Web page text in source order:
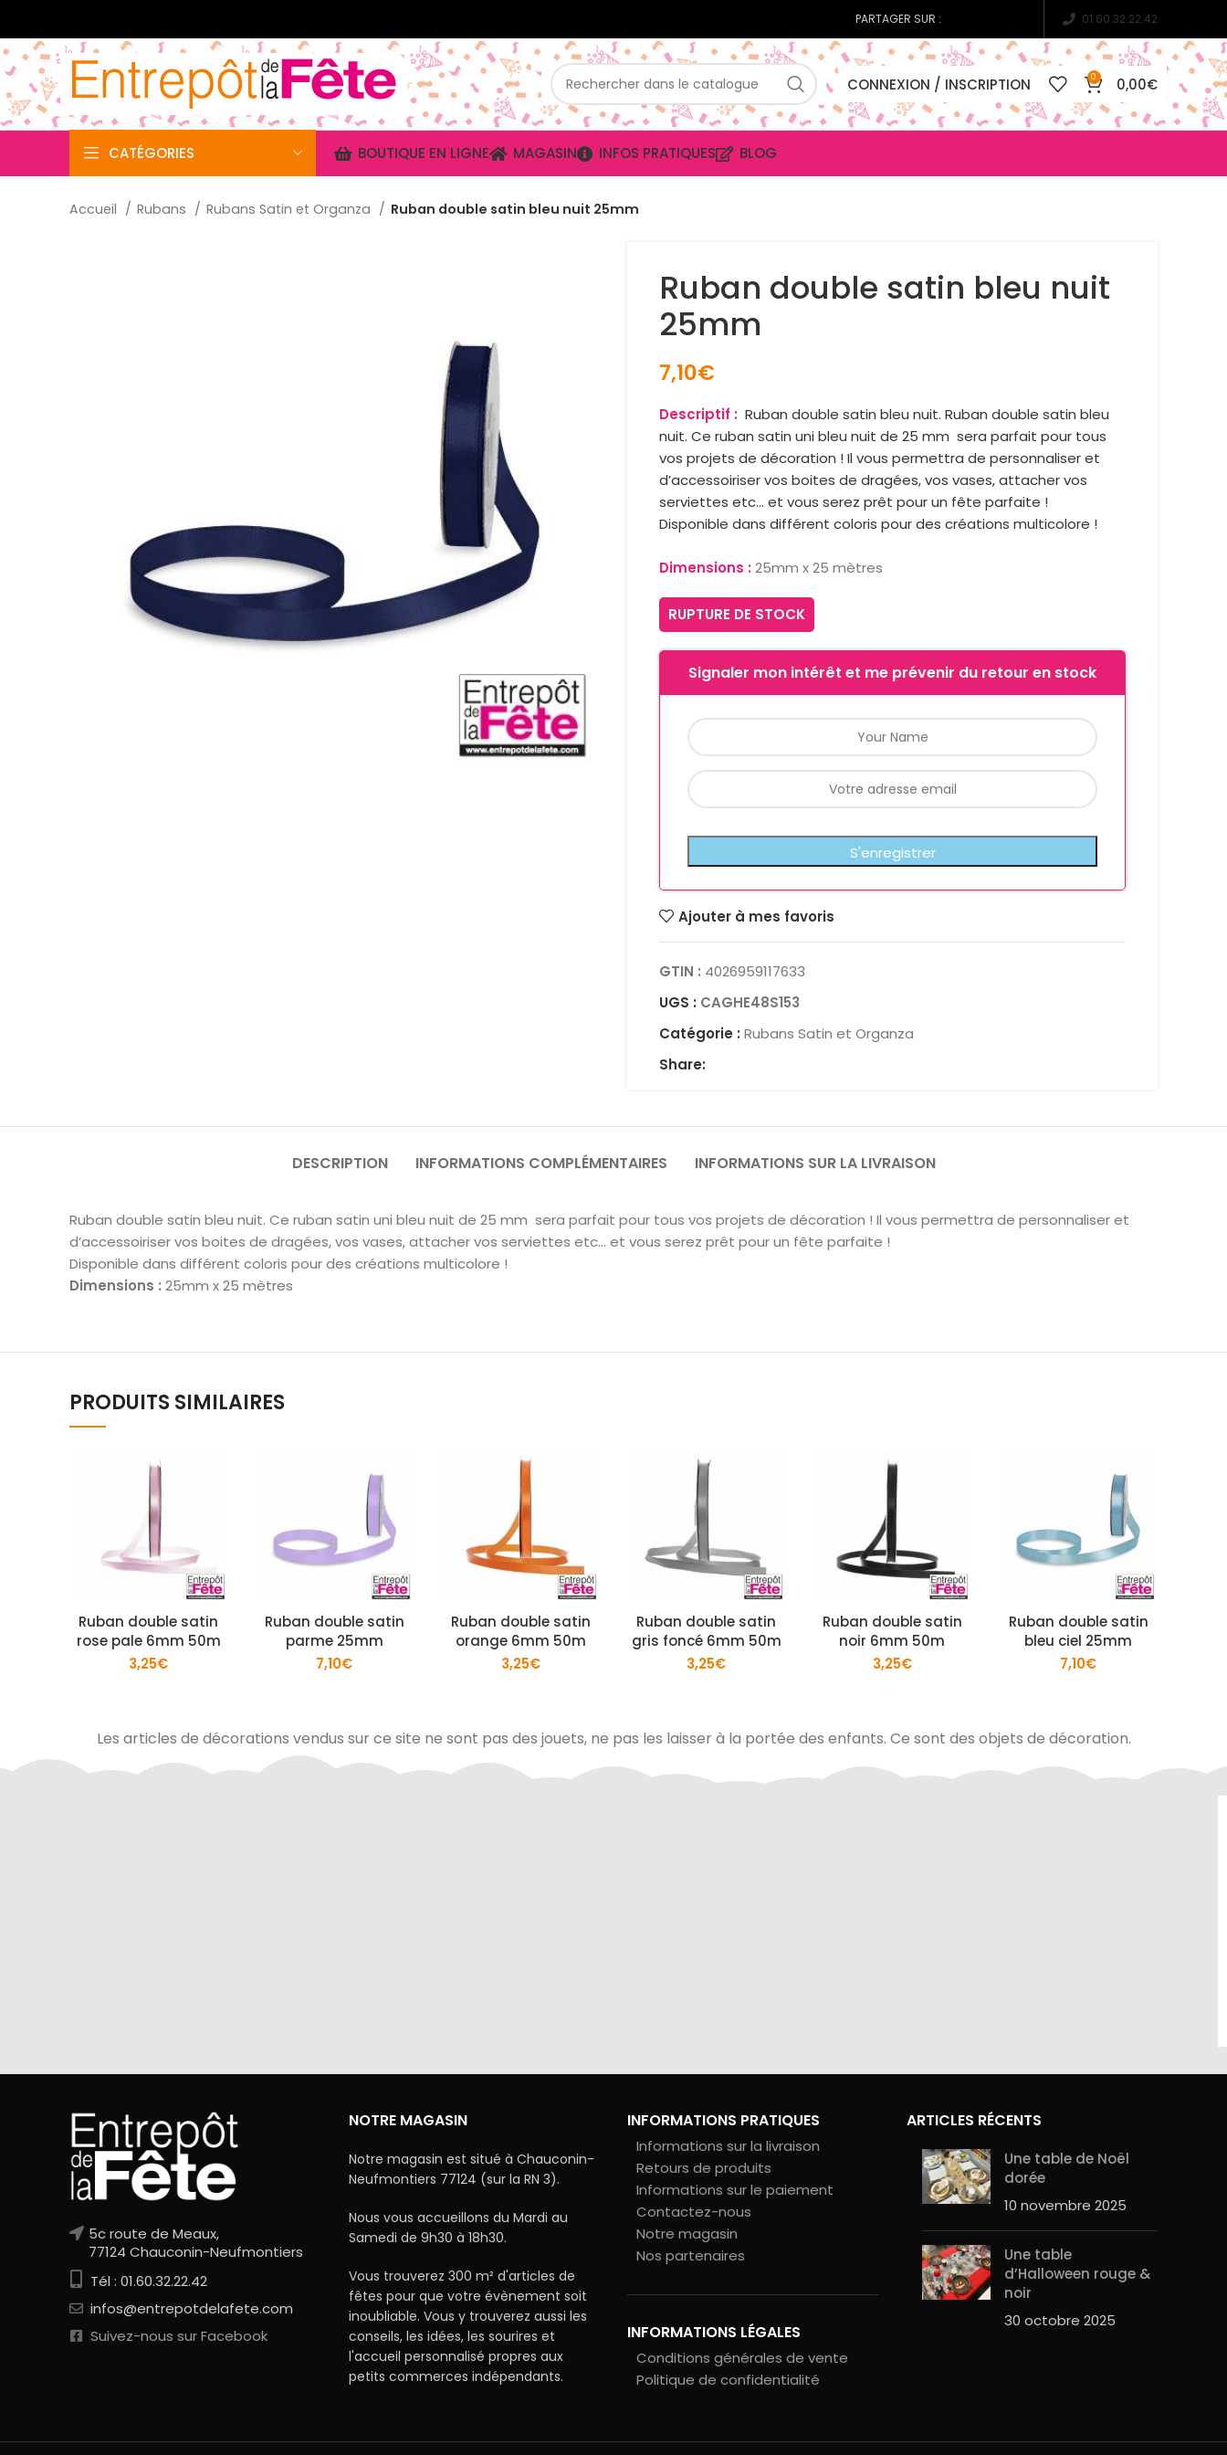
PARTAGER SUR : 01.60.32.22.42
CONNEXION / INSCRIPTION 0 0,00€
CATÉGORIES BOUTIQUE EN LIGNE MAGASIN INFOS PRATIQUES BLOG
Accueil Rubans Rubans Satin et Organza Ruban double satin bleu nuit 25mm
Ruban double satin bleu nuit
25mm
7,10€
Descriptif : Ruban double satin bleu nuit. Ruban double satin bleu
nuit. Ce ruban satin uni bleu nuit de 25 mm sera parfait pour tous
vos projets de décoration ! Il vous permettra de personnaliser et
d’accessoiriser vos boites de dragées, vos vases, attacher vos
serviettes etc… et vous serez prêt pour un fête parfaite !
Disponible dans différent coloris pour des créations multicolore !
Dimensions :25mm x 25 mètres
RUPTURE DE STOCK
Signaler mon intérêt et me prévenir du retour en stock
Ajouter à mes favoris
GTIN : 4026959117633
UGS : CAGHE48S153
Catégorie : Rubans Satin et Organza
Share:
DESCRIPTION INFORMATIONS COMPLÉMENTAIRES INFORMATIONS SUR LA LIVRAISON
Ruban double satin bleu nuit. Ce ruban satin uni bleu nuit de 25 mm sera parfait pour tous vos projets de décoration ! Il vous permettra de personnaliser et
d’accessoiriser vos boites de dragées, vos vases, attacher vos serviettes etc… et vous serez prêt pour un fête parfaite !
Disponible dans différent coloris pour des créations multicolore !
Dimensions : 25mm x 25 mètres
PRODUITS SIMILAIRES
Ruban double satin
rose pale 6mm 50m
3,25€
Ruban double satin
parme 25mm
7,10€
Ruban double satin
orange 6mm 50m
3,25€
Ruban double satin
gris foncé 6mm 50m
3,25€
Ruban double satin
noir 6mm 50m
3,25€
Ruban double satin
bleu ciel 25mm
7,10€
Les articles de décorations vendus sur ce site ne sont pas des jouets, ne pas les laisser à la portée des enfants. Ce sont des objets de décoration.
5c route de Meaux,
77124 Chauconin-Neufmontiers
Tél : 01.60.32.22.42
infos@entrepotdelafete.com
Suivez-nous sur Facebook
NOTRE MAGASIN
Notre magasin est situé à Chauconin-
Neufmontiers 77124 (sur la RN 3).
Nous vous accueillons du Mardi au
Samedi de 9h30 à 18h30.
Vous trouverez 300 m² d'articles de
fêtes pour que votre évènement soit
inoubliable. Vous y trouverez aussi les
conseils, les idées, les sourires et
l'accueil personnalisé propres aux
petits commerces indépendants.
INFORMATIONS PRATIQUES
Informations sur la livraison
Retours de produits
Informations sur le paiement
Contactez-nous
Notre magasin
Nos partenaires
INFORMATIONS LÉGALES
Conditions générales de vente
Politique de confidentialité
ARTICLES RÉCENTS
Une table de Noël
dorée
10 novembre 2025
Une table
d’Halloween rouge &
noir
30 octobre 2025